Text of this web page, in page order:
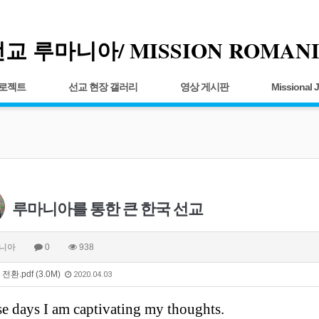
루마니아/ MISSION
젝트 선교 현장 갤러리 영상 게시판 Missional
루마니아를 통한 큰 한국 선교
아 0 938
환.pdf (3.0M) 2020.04.03
days I am captivating my thoughts.